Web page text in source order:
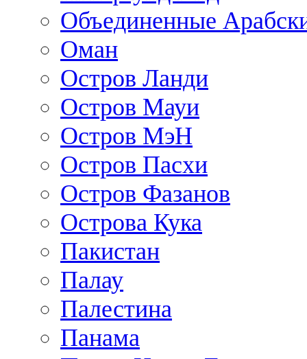
Объединенные
Оман
Остров Ланди
Остров Мауи
Остров МэН
Остров Пасхи
Остров Фазанов
Острова Кука
Пакистан
Палау
Палестина
Панама